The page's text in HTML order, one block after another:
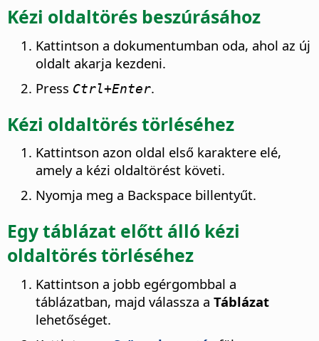
Kézi oldaltörés beszúrásához
Kattintson a dokumentumban oda, ahol az új
oldalt akarja kezdeni.
Press Ctrl+Enter.
Kézi oldaltörés törléséhez
Kattintson azon oldal első karaktere elé,
amely a kézi oldaltörést követi.
Nyomja meg a Backspace billentyűt.
Egy táblázat előtt álló kézi
oldaltörés törléséhez
Kattintson a jobb egérgombbal a
táblázatban, majd válassza a Táblázat
lehetőséget.